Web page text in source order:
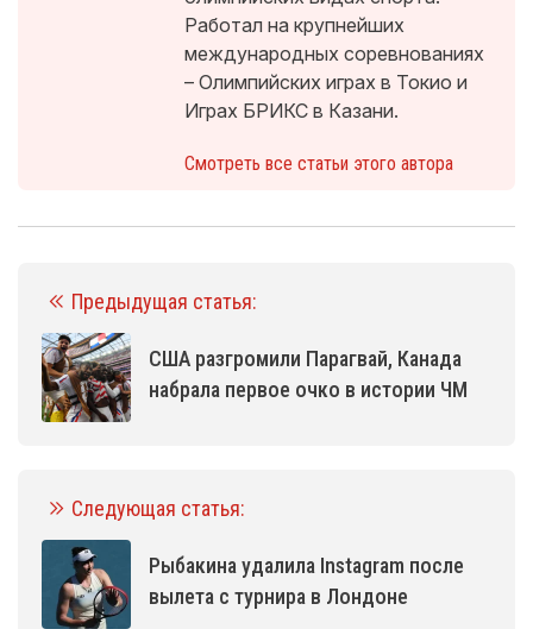
Работал на крупнейших
международных соревнованиях
– Олимпийских играх в Токио и
Играх БРИКС в Казани.
Смотреть все статьи этого автора
Предыдущая статья:
США разгромили Парагвай, Канада
набрала первое очко в истории ЧМ
Следующая статья:
Рыбакина удалила Instagram после
вылета с турнира в Лондоне